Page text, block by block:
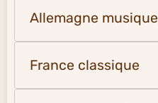
Allemagne musique
France classique